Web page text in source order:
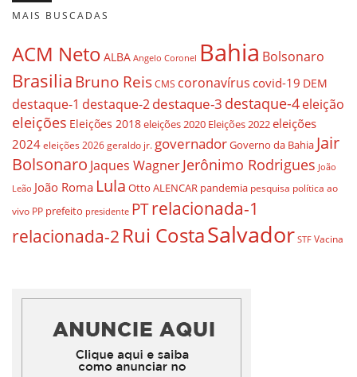
MAIS BUSCADAS
ACM Neto ALBA Angelo Coronel Bahia Bolsonaro
BrasiliaBruno ReisCMS coronavírus covid-19 DEM
destaque-1 destaque-2destaque-3 destaque-4eleição
eleições Eleições 2018eleições 2020 Eleições 2022eleições
2024 eleições 2026 geraldo jr. governadorGoverno da Bahia Jair
Bolsonaro Jaques WagnerJerônimo Rodrigues João
Leão João Roma Lula Otto ALENCAR pandemia pesquisa política ao
vivo PP prefeito presidente PTrelacionada-1
relacionada-2 Rui CostaSalvador STF Vacina